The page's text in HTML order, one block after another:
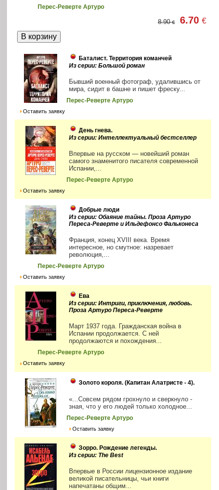
Перес-Реверте Артуро
8.90€ 6.70€
Баталист. Территория команчей
Из серии: Большой роман
Бывший военный фотограф, удалившись от
мира, сидит в башне и пишет фреску...
Перес-Реверте Артуро
Оставить заявку
День гнева.
Из серии: Интеллектуальный бестселлер
Впервые на русском — новейший роман
самого знаменитого писателя современной
Испании,...
Перес-Реверте Артуро
Оставить заявку
Добрые люди
Из серии: Обаяние тайны. Проза Артуро
Переса-Реверте и Ильдефонсо Фальконеса
Франция, конец XVIII века. Время
интересное, но смутное: назревает
революция,...
Перес-Реверте Артуро
Оставить заявку
Ева
Из серии: Интриги, приключения, любовь.
Проза Артуро Переса-Реверте
Март 1937 года. Гражданская война в
Испании продолжается. С ней
продолжаются и похождения...
Перес-Реверте Артуро
Оставить заявку
Золото короля. (Капитан Алатристе - 4).
«...Совсем рядом грохнуло и сверкнуло -
зная, что у его людей только холодное...
Перес-Реверте Артуро
Оставить заявку
Зорро. Рождение легенды.
Из серии: The Best
Впервые в России лицензионное издание
великой писательницы, чьи книги
напечатаны общим...